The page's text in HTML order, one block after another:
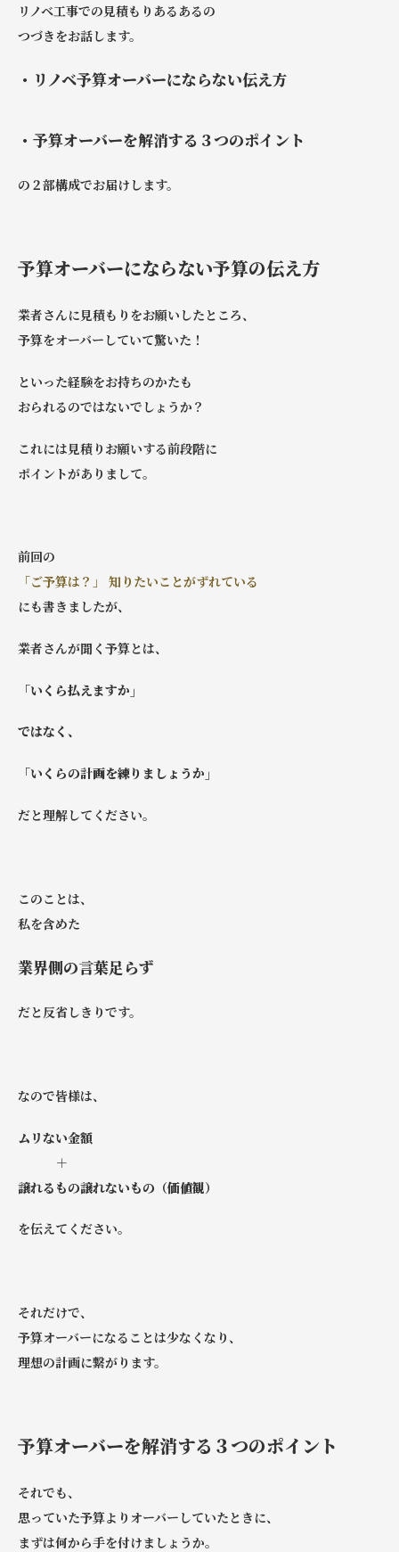
リノベ工事での見積もりあるあるの
つづきをお話します。
・リノベ予算オーバーにならない伝え方
・予算オーバーを解消する３つのポイント
の２部構成でお届けします。
予算オーバーにならない予算の伝え方
業者さんに見積もりをお願いしたところ、
予算をオーバーしていて驚いた！
といった経験をお持ちのかたも
おられるのではないでしょうか？
これには見積りお願いする前段階に
ポイントがありまして。
前回の
「ご予算は？」 知りたいことがずれている
にも書きましたが、
業者さんが聞く予算とは、
「いくら払えますか」
ではなく、
「いくらの計画を練りましょうか」
だと理解してください。
このことは、
私を含めた
業界側の言葉足らず
だと反省しきりです。
なので皆様は、
ムリない金額
＋
譲れるもの譲れないもの（価値観）
を伝えてください。
それだけで、
予算オーバーになることは少なくなり、
理想の計画に繋がります。
予算オーバーを解消する３つのポイント
それでも、
思っていた予算よりオーバーしていたときに、
まずは何から手を付けましょうか。